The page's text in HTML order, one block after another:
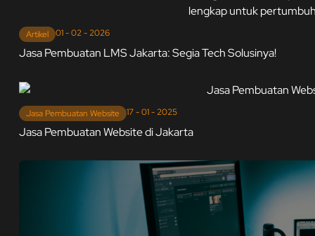
Artikel 01 - 02 - 2026
Jasa Pembuatan LMS Jakarta: Segia Tech Solusinya!
Jasa Pembuatan Website 17 - 01 - 2025
Jasa Pembuatan Website di Jakarta